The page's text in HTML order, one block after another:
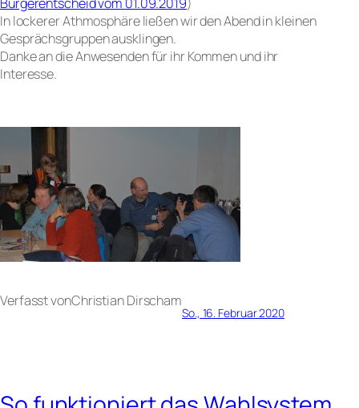
In lockerer Athmosphäre ließen wir den Abend in kleinen
Gesprächsgruppen ausklingen.
Danke an die Anwesenden für ihr Kommen und ihr
Interesse.
Verfasst vonChristian Dirscham
So., 16. Februar 2020